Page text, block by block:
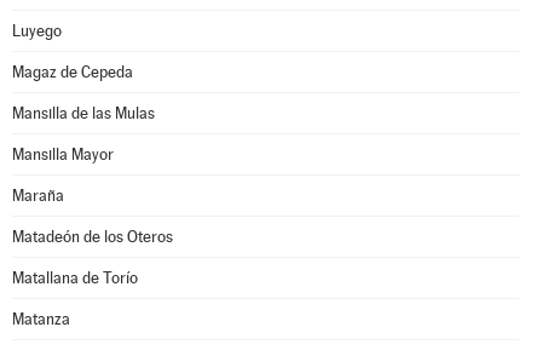
Luyego
Magaz de Cepeda
Mansilla de las Mulas
Mansilla Mayor
Maraña
Matadeón de los Oteros
Matallana de Torío
Matanza